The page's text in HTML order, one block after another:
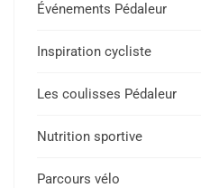
Événements Pédaleur
Inspiration cycliste
Les coulisses Pédaleur
Nutrition sportive
Parcours vélo